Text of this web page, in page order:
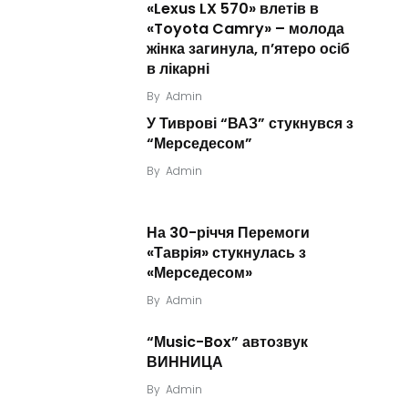
«Lexus LX 570» влетів в
«Toyota Camry» – молода
жінка загинула, п’ятеро осіб
в лікарні
By Admin
У Тиврові “ВАЗ” стукнувся з
“Мерседесом”
By Admin
На 30-річчя Перемоги
«Таврія» стукнулась з
«Мерседесом»
By Admin
“Мusic-Box” автозвук
ВИННИЦА
By Admin